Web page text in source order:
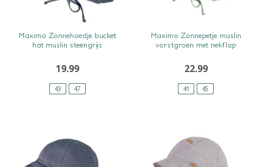
SNEL BEKIJKEN
43 47
Maximo Zonnehoedje bucket
hat muslin steengrijs
19.99
SNEL BEKIJKEN
41 45
Maximo Zonnepetje muslin
vorstgroen met nekflap
22.99